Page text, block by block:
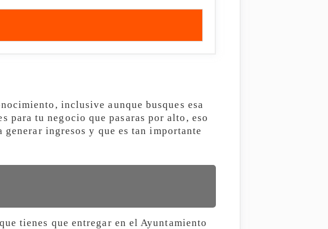
inclusive aunque busques esa
para tu negocio que pasaras por alto, eso
ingresos y que es tan importante
tienes que entregar en el Ayuntamiento